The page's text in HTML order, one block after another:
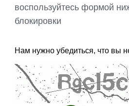
воспользуйтесь формой
блокировки
Нам нужно убедиться, что вы